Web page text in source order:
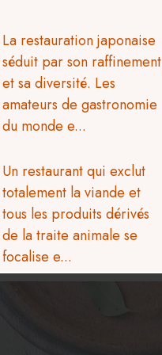
La restauration japonaise
séduit par son raffinement
et sa diversité. Les
amateurs de gastronomie
du monde e...
Un restaurant qui exclut
totalement la viande et
tous les produits dérivés
de la traite animale se
focalise e...